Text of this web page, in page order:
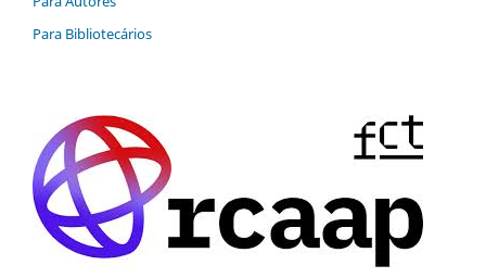
Para Bibliotecários